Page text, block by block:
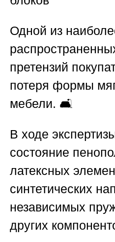
Одной из
претензий
потеря формы
мебели. 🛋️
В ходе
состояние
латексных
синтетических
независимых
других